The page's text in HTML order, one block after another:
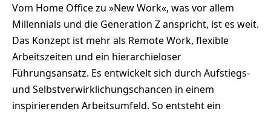
Vom Home Office zu »New Work«, was vor allem
Millennials und die Generation Z anspricht, ist es weit.
Das Konzept ist mehr als Remote Work, flexible
Arbeitszeiten und ein hierarchieloser
Führungsansatz. Es entwickelt sich durch Aufstiegs-
und Selbstverwirklichungschancen in einem
inspirierenden Arbeitsumfeld. So entsteht ein